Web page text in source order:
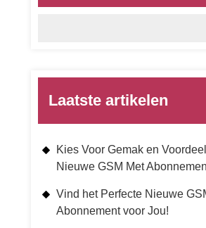
Laatste artikelen
Kies Voor Gemak en
Nieuwe GSM Met
Vind het Perfecte Nieuwe
Abonnement voor Jou!